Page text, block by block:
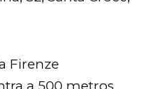
Firenze